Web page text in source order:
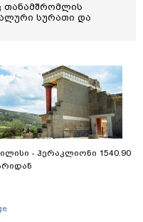
სურათი და
- ჰერაკლიონი 1540.90